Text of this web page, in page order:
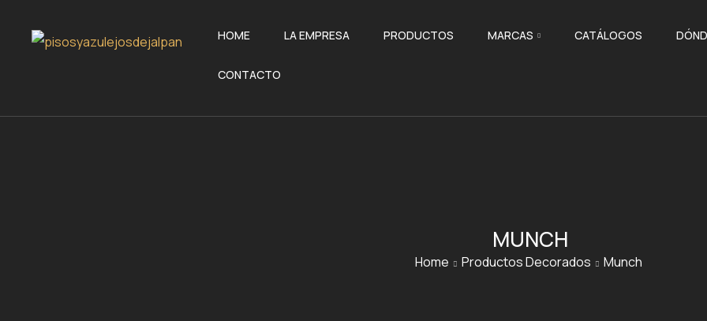
HOME LA EMPRESA PRODUCTOS MARCAS CATÁLOGOS
CONTACTO
MUNCH
Home Productos Decorados Munch